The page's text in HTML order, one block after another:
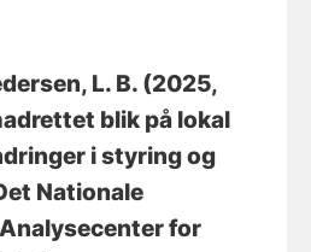
L. B. (2025,
blik på lokal
i styring og
Nationale
for